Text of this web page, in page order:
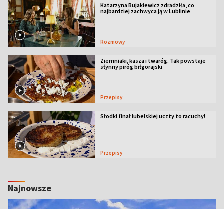
Katarzyna Bujakiewicz zdradziła, co
najbardziej zachwyca ją w Lublinie
Rozmowy
Ziemniaki, kasza i twaróg. Tak powstaje
słynny piróg biłgorajski
Przepisy
Słodki finał lubelskiej uczty to racuchy!
Przepisy
Najnowsze